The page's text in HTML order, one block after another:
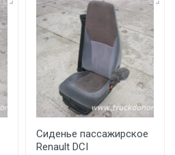
Сиденье пассажирское
Renault DCI